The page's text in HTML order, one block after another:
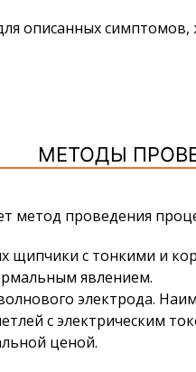
описанных
МЕТОДЫ
метод проведения
с тонкими и
явлением.
электрода.
с электрическим
ценой.